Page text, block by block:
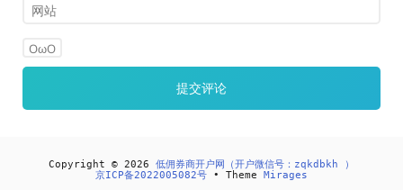
OωO
Copyright © 2026 低佣券商开户网（开户微信号：zqkdbkh ）
京ICP备2022005082号 • Theme Mirages